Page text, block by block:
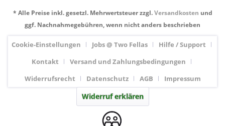
* Alle Preise inkl. gesetzl. Mehrwertsteuer zzgl.Versandkosten und
ggf. Nachnahmegebühren, wenn nicht anders beschrieben
Cookie-Einstellungen Jobs @ Two Fellas
Hilfe / Support
Kontakt
Versand und Zahlungsbedingungen
Widerrufsrecht
Datenschutz AGB Impressum
Widerruf erklären